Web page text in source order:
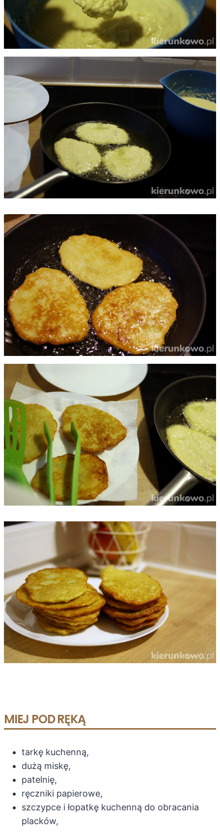
MIEJ POD RĘKĄ
tarkę kuchenną,
dużą miskę,
patelnię,
ręczniki papierowe,
szczypce i łopatkę kuchenną do obracania
placków,